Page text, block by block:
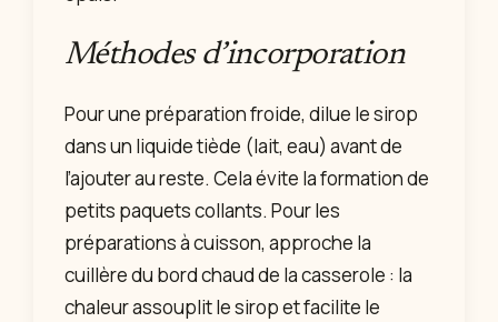
Méthodes d’incorporation
Pour une préparation froide, dilue le sirop
dans un liquide tiède (lait, eau) avant de
l’ajouter au reste. Cela évite la formation de
petits paquets collants. Pour les
préparations à cuisson, approche la
cuillère du bord chaud de la casserole : la
chaleur assouplit le sirop et facilite le